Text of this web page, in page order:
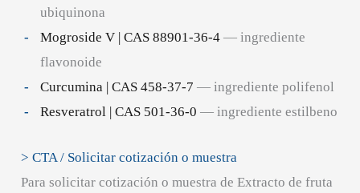
ubiquinona
Mogroside V | CAS 88901-36-4— ingrediente
flavonoide
Curcumina | CAS 458-37-7 — ingrediente polifenol
Resveratrol | CAS 501-36-0 — ingrediente estilbeno
> CTA / Solicitar cotización o muestra
Para solicitar cotización o muestra de Extracto de fruta